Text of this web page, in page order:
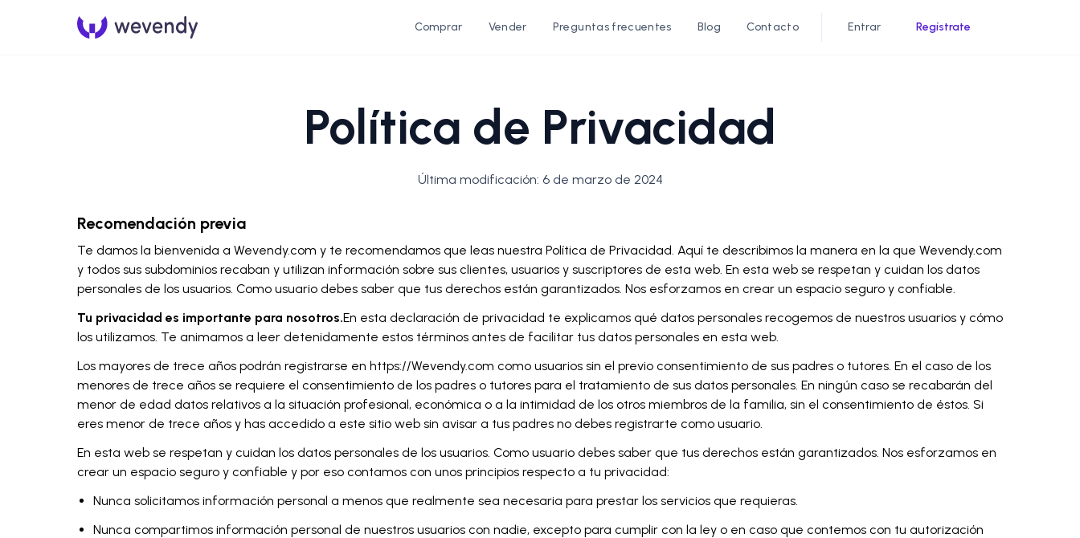
Comprar Vender Preguntas frecuentes Blog Contacto Entrar Regístrate
Política de Privacidad
Última modificación: 6 de marzo de 2024
Recomendación previa
Te damos la bienvenida a Wevendy.com y te recomendamos que leas nuestra Política de Privacidad. Aquí te describimos la manera en la que Wevendy.com
y todos sus subdominios recaban y utilizan información sobre sus clientes, usuarios y suscriptores de esta web. En esta web se respetan y cuidan los datos
personales de los usuarios. Como usuario debes saber que tus derechos están garantizados. Nos esforzamos en crear un espacio seguro y confiable.
Tu privacidad es importante para nosotros.En esta declaración de privacidad te explicamos qué datos personales recogemos de nuestros usuarios y cómo
los utilizamos. Te animamos a leer detenidamente estos términos antes de facilitar tus datos personales en esta web.
Los mayores de trece años podrán registrarse en https://Wevendy.com como usuarios sin el previo consentimiento de sus padres o tutores. En el caso de los
menores de trece años se requiere el consentimiento de los padres o tutores para el tratamiento de sus datos personales. En ningún caso se recabarán del
menor de edad datos relativos a la situación profesional, económica o a la intimidad de los otros miembros de la familia, sin el consentimiento de éstos. Si
eres menor de trece años y has accedido a este sitio web sin avisar a tus padres no debes registrarte como usuario.
En esta web se respetan y cuidan los datos personales de los usuarios. Como usuario debes saber que tus derechos están garantizados. Nos esforzamos en
crear un espacio seguro y confiable y por eso contamos con unos principios respecto a tu privacidad:
Nunca solicitamos información personal a menos que realmente sea necesaria para prestar los servicios que requieras.
Nunca compartimos información personal de nuestros usuarios con nadie, excepto para cumplir con la ley o en caso que contemos con tu autorización